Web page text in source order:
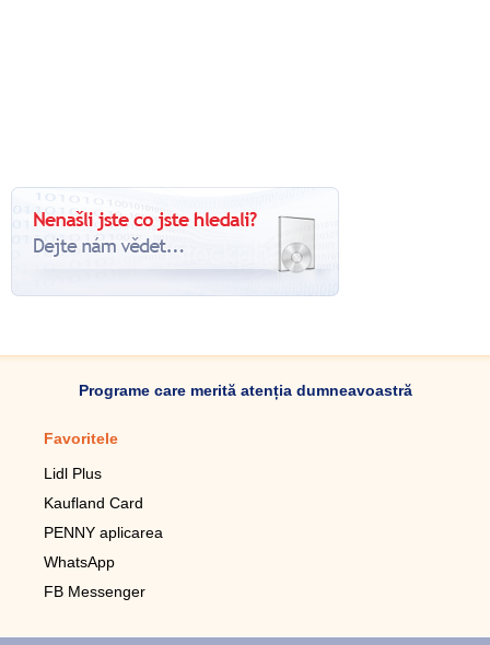
Programe care merită atenția dumneavoastră
Favoritele
Lidl Plus
Kaufland Card
PENNY aplicarea
WhatsApp
FB Messenger